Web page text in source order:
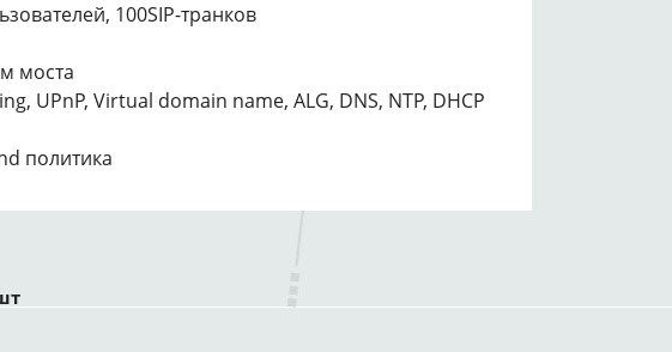
100SIP-транков
моста
UPnP, Virtual domain name, ALG, DNS, NTP, DHCP
политика